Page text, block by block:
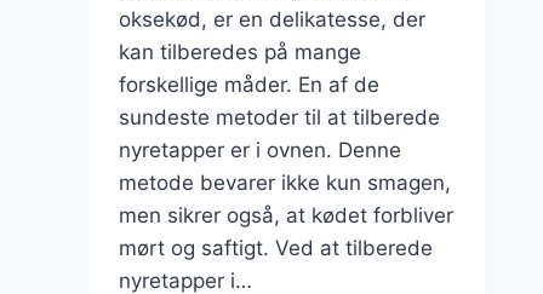
oksekød, er en delikatesse, der
kan tilberedes på mange
forskellige måder. En af de
sundeste metoder til at tilberede
nyretapper er i ovnen. Denne
metode bevarer ikke kun smagen,
men sikrer også, at kødet forbliver
mørt og saftigt. Ved at tilberede
nyretapper i…